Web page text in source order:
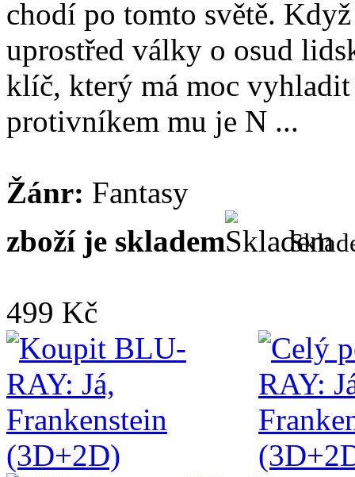
chodí po tomto světě.
uprostřed války o osud
klíč, který má moc
protivníkem mu je N ...
Žánr: Fantasy
zboží je skladem
499 Kč